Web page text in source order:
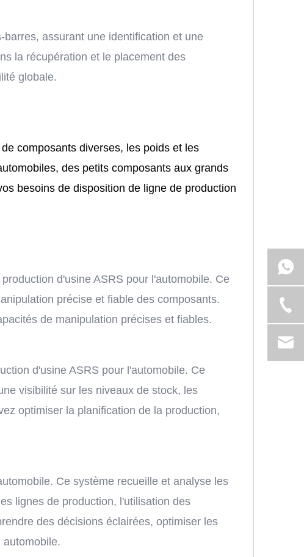
assurant une identification et une
la récupération et le placement des
globale.
composants diverses, les poids et les
des petits composants aux grands
besoins de disposition de ligne de production
d'usine ASRS pour l'automobile. Ce
précise et fiable des composants.
de manipulation précises et fiables.
d'usine ASRS pour l'automobile. Ce
visibilité sur les niveaux de stock, les
optimiser la planification de la production,
Ce système recueille et analyse les
lignes de production, l'utilisation des
des décisions éclairées, optimiser les